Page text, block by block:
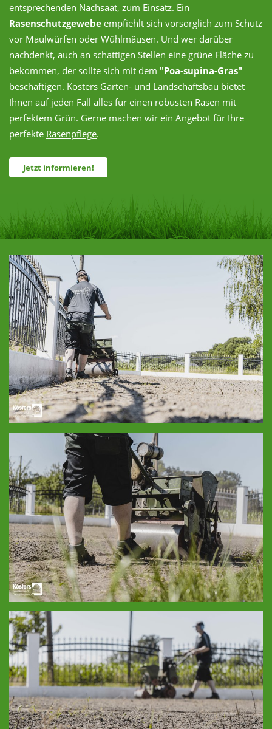
entsprechenden Nachsaat, zum Einsatz. Ein
Rasenschutzgewebe empfiehlt sich vorsorglich zum Schutz
vor Maulwürfen oder Wühlmäusen. Und wer darüber
nachdenkt, auch an schattigen Stellen eine grüne Fläche zu
bekommen, der sollte sich mit dem "Poa-supina-Gras"
beschäftigen. Kösters Garten- und Landschaftsbau bietet
Ihnen auf jeden Fall alles für einen robusten Rasen mit
perfektem Grün. Gerne machen wir ein Angebot für Ihre
perfekte Rasenpflege.
Jetzt informieren!